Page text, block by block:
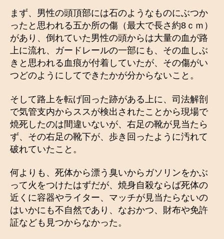
まず、男性の頭頂部には石のようなものにぶつか
ったと思われる五か所の傷（最大で長さ約8ｃｍ）
があり、倒れていた男性の頭からは大量の血が路
上に流れ、ガードレールの一部にも、その血しぶ
きと思われる血痕が付着していたが、その傷がい
つどのようにしてできたかが分からないこと。
そして路上を転げ回った跡がある上に、司法解剖
で気管支内からススが検出されたことから現場で
焼死したのは間違いないが、右足の靴が見当たら
ず、その右足の靴下が、歩き回ったように汚れて
破れていたこと。
何よりも、死体から漂う臭いからガソリンをかぶ
って火をつけたはずだが、焼身自殺ならば死体の
近くに容器やライター、マッチが見当たらないの
はいかにも不自然であり、なおかつ、財布や免許
証なども見つからなかった。